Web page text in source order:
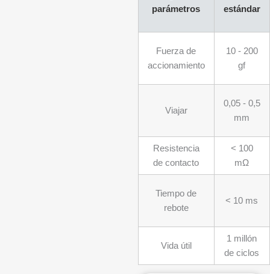
parámetros
estándar
Fuerza de
accionamiento
10 - 200
gf
Viajar
0,05 - 0,5
mm
Resistencia
de contacto
< 100
mΩ
Tiempo de
rebote
< 10 ms
Vida útil
1 millón
de ciclos